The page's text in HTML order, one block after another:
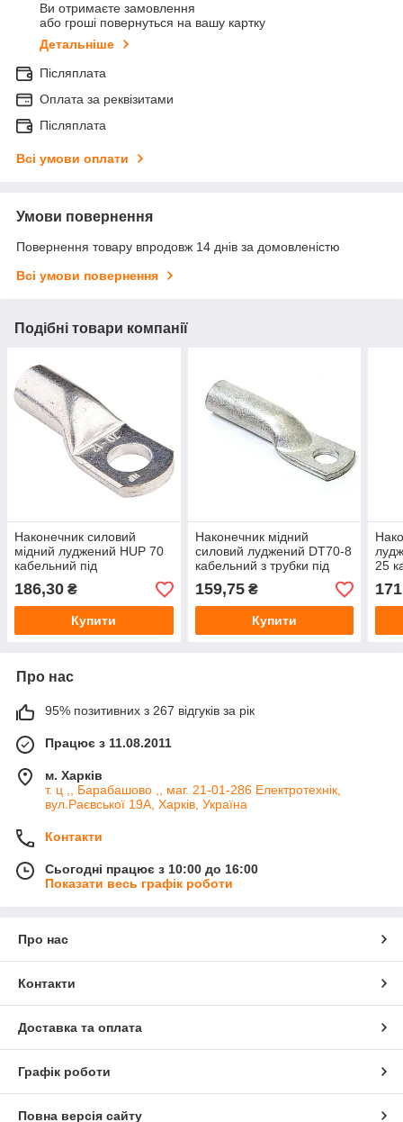
Ви отримаєте замовлення
або гроші повернуться на вашу картку
Детальніше
Післяплата
Оплата за реквізитами
Післяплата
Всі умови оплати
Умови повернення
Повернення товару впродовж 14 днів за домовленістю
Всі умови повернення
Подібні товари компанії
Наконечник силовий
мідний луджений HUP 70
кабельний під
опресування для 70 мм²
186,30 ₴
Купити
Наконечник мідний
силовий луджений DT70-8
кабельний з трубки під
опресування 70 мм² М8
159,75₴
Купити
25
70
Про нас
95% позитивних з 267 відгуків за рік
Працює з 11.08.2011
м. Харків
т. ц ,, Барабашово ,, маг. 21-01-286 Електротехнік,
вул.Раєвської 19А, Харків, Україна
Контакти
Сьогодні працює з 10:00 до 16:00
Показати весь графік роботи
Про нас
Контакти
Доставка та оплата
Графік роботи
Повна версія сайту